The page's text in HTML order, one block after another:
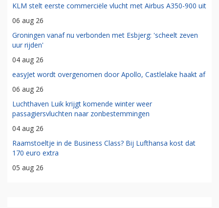
KLM stelt eerste commerciële vlucht met Airbus A350-900 uit
06 aug 26
Groningen vanaf nu verbonden met Esbjerg: 'scheelt zeven
uur rijden'
04 aug 26
easyJet wordt overgenomen door Apollo, Castlelake haakt af
06 aug 26
Luchthaven Luik krijgt komende winter weer
passagiersvluchten naar zonbestemmingen
04 aug 26
Raamstoeltje in de Business Class? Bij Lufthansa kost dat
170 euro extra
05 aug 26